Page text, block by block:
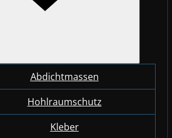
Abdichtmassen
Hohlraumschutz
Kleber